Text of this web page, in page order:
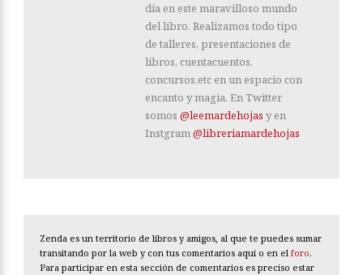
día en este maravilloso mundo
del libro. Realizamos todo tipo
de talleres, presentaciones de
libros, cuentacuentos,
concursos,etc en un espacio con
encanto y magia. En Twitter
somos @leemardehojas y en
Instgram@libreriamardehojas
Zenda es un territorio de libros y amigos, al que te puedes sumar
transitando por la web y con tus comentarios aquí o en el foro.
Para participar en esta sección de comentarios es preciso estar